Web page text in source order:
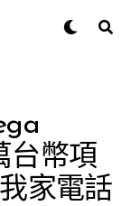
台幣項
家電話